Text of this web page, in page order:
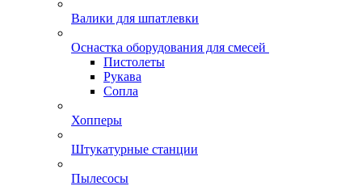
Валики для шпатлевки
Оснастка оборудования для смесей
Пистолеты
Рукава
Сопла
Хопперы
Штукатурные станции
Пылесосы